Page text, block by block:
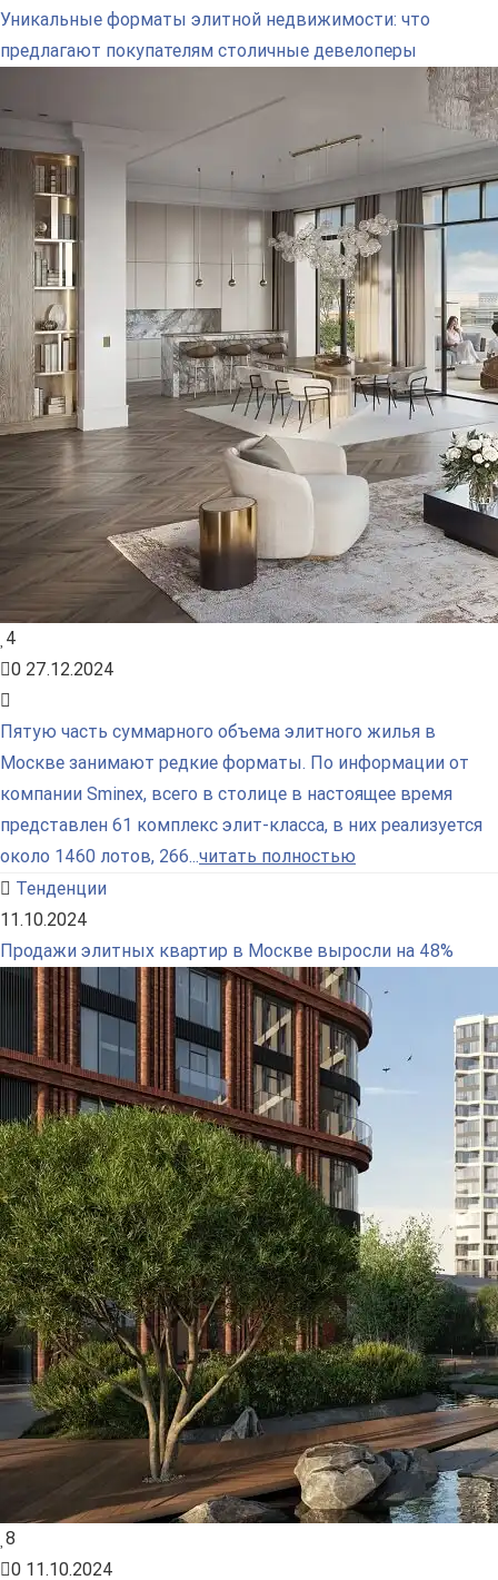
Уникальные форматы элитной недвижимости: что
предлагают покупателям столичные девелоперы
4
0 27.12.2024
Пятую часть суммарного объема элитного жилья в
Москве занимают редкие форматы. По информации от
компании Sminex, всего в столице в настоящее время
представлен 61 комплекс элит-класса, в них реализуется
около 1460 лотов, 266...читать полностью
Тенденции
11.10.2024
Продажи элитных квартир в Москве выросли на 48%
8
0 11.10.2024